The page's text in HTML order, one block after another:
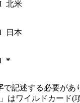
北米
日本
*
で記述する必要があ
ワイルドカード(